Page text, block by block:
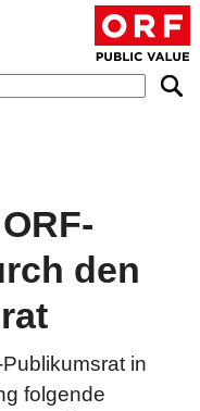
den
in
folgende